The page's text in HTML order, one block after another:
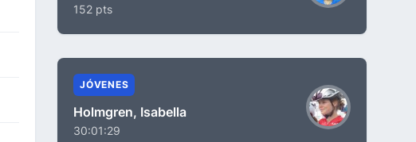
152 pts
JÓVENES
Holmgren, Isabella
30:01:29